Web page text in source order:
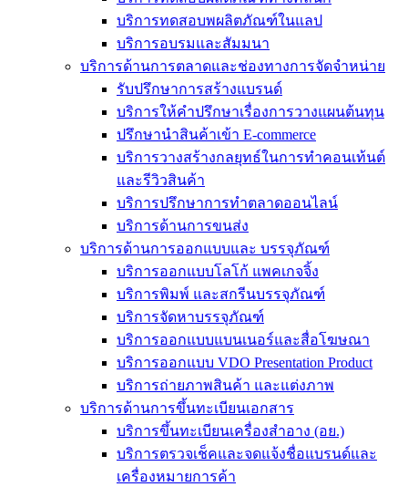
บริการทดสอบพผลิตภัณฑ์ในแลป
บริการอบรมและสัมมนา
บริการด้านการตลาดและช่องทางการจัดจำหน่าย
รับปรึกษาการสร้างแบรนด์
บริการให้คำปรึกษาเรื่องการวางแผนต้นทุน
ปรึกษานำสินค้าเข้า E-commerce
บริการวางสร้างกลยุทธ์ในการทำคอนเท้นต์
และรีวิวสินค้า
บริการปรึกษาการทำตลาดออนไลน์
บริการด้านการขนส่ง
บริการด้านการออกแบบและ บรรจุภัณฑ์
บริการออกแบบโลโก้ แพคเกจจิ้ง
บริการพิมพ์ และสกรีนบรรจุภัณฑ์
บริการจัดหาบรรจุภัณฑ์
บริการออกแบบแบนเนอร์และสื่อโฆษณา
บริการออกแบบ VDO Presentation Product
บริการถ่ายภาพสินค้า และแต่งภาพ
บริการด้านการขึ้นทะเบียนเอกสาร
บริการขึ้นทะเบียนเครื่องสำอาง (อย.)
บริการตรวจเช็คและจดแจ้งชื่อแบรนด์และ
เครื่องหมายการค้า